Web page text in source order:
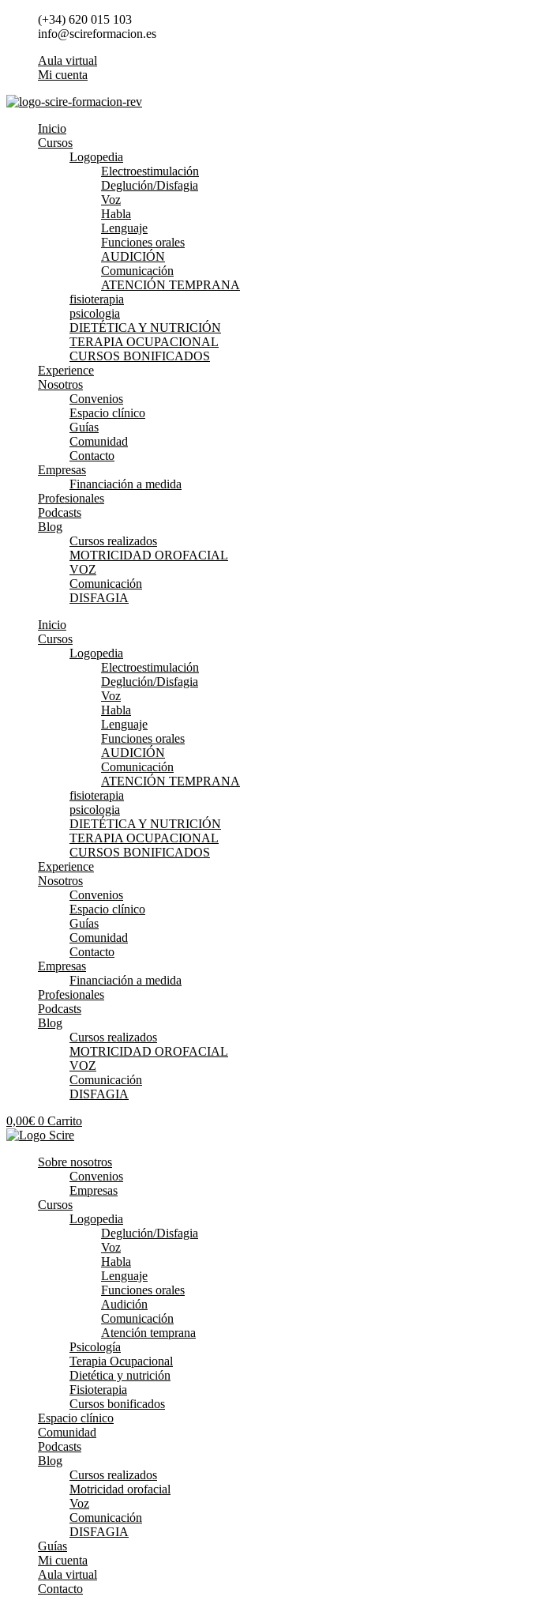
(+34) 620 015 103
info@scireformacion.es
Aula virtual
Mi cuenta
Inicio
Cursos
Logopedia
Electroestimulación
Deglución/Disfagia
Voz
Habla
Lenguaje
Funciones orales
AUDICIÓN
Comunicación
ATENCIÓN TEMPRANA
fisioterapia
psicologia
DIETÉTICA Y NUTRICIÓN
TERAPIA OCUPACIONAL
CURSOS BONIFICADOS
Experience
Nosotros
Convenios
Espacio clínico
Guías
Comunidad
Contacto
Empresas
Financiación a medida
Profesionales
Podcasts
Blog
Cursos realizados
MOTRICIDAD OROFACIAL
VOZ
Comunicación
DISFAGIA
Inicio
Cursos
Logopedia
Electroestimulación
Deglución/Disfagia
Voz
Habla
Lenguaje
Funciones orales
AUDICIÓN
Comunicación
ATENCIÓN TEMPRANA
fisioterapia
psicologia
DIETÉTICA Y NUTRICIÓN
TERAPIA OCUPACIONAL
CURSOS BONIFICADOS
Experience
Nosotros
Convenios
Espacio clínico
Guías
Comunidad
Contacto
Empresas
Financiación a medida
Profesionales
Podcasts
Blog
Cursos realizados
MOTRICIDAD OROFACIAL
VOZ
Comunicación
DISFAGIA
0,00€ 0 Carrito
Sobre nosotros
Convenios
Empresas
Cursos
Logopedia
Deglución/Disfagia
Voz
Habla
Lenguaje
Funciones orales
Audición
Comunicación
Atención temprana
Psicología
Terapia Ocupacional
Dietética y nutrición
Fisioterapia
Cursos bonificados
Espacio clínico
Comunidad
Podcasts
Blog
Cursos realizados
Motricidad orofacial
Voz
Comunicación
DISFAGIA
Guías
Mi cuenta
Aula virtual
Contacto